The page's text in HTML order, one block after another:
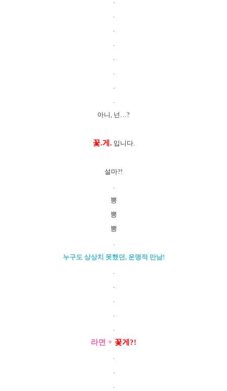
아니, 넌…?
꽃.게. 입니다.
설마?!
뽕
뽕
뽕
누구도 상상치 못했던, 운명적 만남!
라면 + 꽃게?!